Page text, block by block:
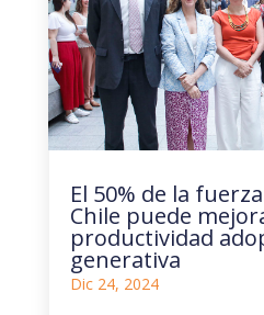
El 50% de la
Chile puede
productividad
generativa
Dic 24, 2024